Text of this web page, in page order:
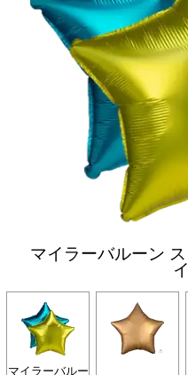
マイラーバルーン
マイラーバルー